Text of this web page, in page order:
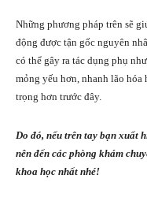
Những phương pháp trên sẽ
động được tận gốc nguyên
có thể gây ra tác dụng phụ
mỏng yếu hơn, nhanh lão
trọng hơn trước đây.
Do đó, nếu trên tay bạn xuất
nên đến các phòng khám
khoa học nhất nhé!